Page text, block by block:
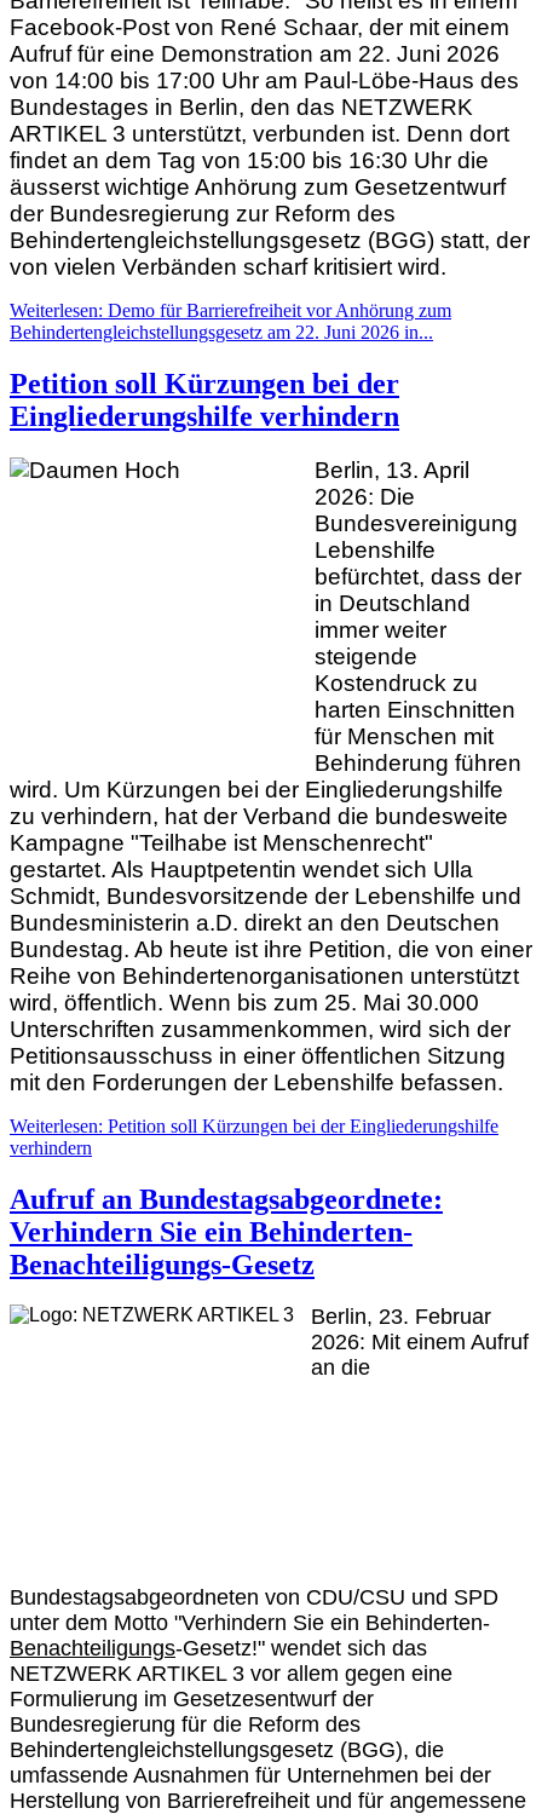
Facebook-Post von René Schaar, der mit einem
Aufruf für eine Demonstration am 22. Juni 2026
von 14:00 bis 17:00 Uhr am Paul-Löbe-Haus des
Bundestages in Berlin, den das NETZWERK
ARTIKEL 3 unterstützt, verbunden ist. Denn dort
findet an dem Tag von 15:00 bis 16:30 Uhr die
äusserst wichtige Anhörung zum Gesetzentwurf
der Bundesregierung zur Reform des
Behindertengleichstellungsgesetz (BGG) statt, der
von vielen Verbänden scharf kritisiert wird.
Weiterlesen: Demo für Barrierefreiheit vor Anhörung zum
Behindertengleichstellungsgesetz am 22. Juni 2026 in...
Petition soll Kürzungen bei der
Eingliederungshilfe verhindern
Berlin, 13. April
2026: Die
Bundesvereinigung
Lebenshilfe
befürchtet, dass der
in Deutschland
immer weiter
steigende
Kostendruck zu
harten Einschnitten
für Menschen mit
Behinderung führen
wird. Um Kürzungen bei der Eingliederungshilfe
zu verhindern, hat der Verband die bundesweite
Kampagne "Teilhabe ist Menschenrecht"
gestartet. Als Hauptpetentin wendet sich Ulla
Schmidt, Bundesvorsitzende der Lebenshilfe und
Bundesministerin a.D. direkt an den Deutschen
Bundestag. Ab heute ist ihre Petition, die von einer
Reihe von Behindertenorganisationen unterstützt
wird, öffentlich. Wenn bis zum 25. Mai 30.000
Unterschriften zusammenkommen, wird sich der
Petitionsausschuss in einer öffentlichen Sitzung
mit den Forderungen der Lebenshilfe befassen.
Weiterlesen: Petition soll Kürzungen bei der Eingliederungshilfe
verhindern
Aufruf an Bundestagsabgeordnete:
Verhindern Sie ein Behinderten-
Benachteiligungs-Gesetz
Berlin, 23. Februar
2026: Mit einem Aufruf
an die
Bundestagsabgeordneten von CDU/CSU und SPD
unter dem Motto "Verhindern Sie ein Behinderten-
Benachteiligungs-Gesetz!" wendet sich das
NETZWERK ARTIKEL 3 vor allem gegen eine
Formulierung im Gesetzesentwurf der
Bundesregierung für die Reform des
Behindertengleichstellungsgesetz (BGG), die
umfassende Ausnahmen für Unternehmen bei der
Herstellung von Barrierefreiheit und für angemessene